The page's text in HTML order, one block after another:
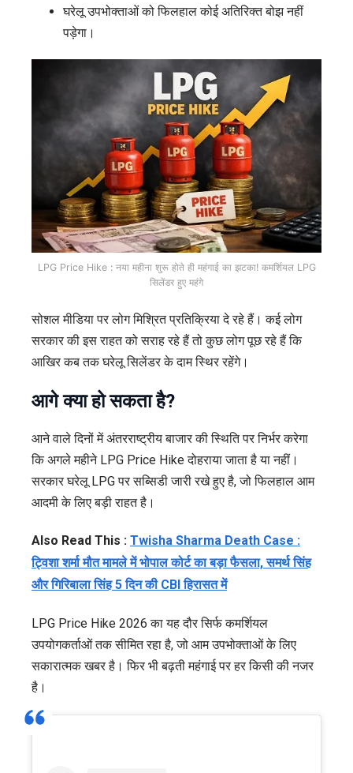
घरेलू उपभोक्ताओं को फिलहाल कोई अतिरिक्त बोझ नहीं
पड़ेगा।
LPG Price Hike : नया महीना शुरू होते ही महंगाई का झटका! कमर्शियल LPG
सिलेंडर हुए महंगे
सोशल मीडिया पर लोग मिश्रित प्रतिक्रिया दे रहे हैं। कई लोग
सरकार की इस राहत को सराह रहे हैं तो कुछ लोग पूछ रहे हैं कि
आखिर कब तक घरेलू सिलेंडर के दाम स्थिर रहेंगे।
आगे क्या हो सकता है?
आने वाले दिनों में अंतरराष्ट्रीय बाजार की स्थिति पर निर्भर करेगा
कि अगले महीने LPG Price Hike दोहराया जाता है या नहीं।
सरकार घरेलू LPG पर सब्सिडी जारी रखे हुए है, जो फिलहाल आम
आदमी के लिए बड़ी राहत है।
Also Read This : Twisha Sharma Death Case :
ट्विशा शर्मा मौत मामले में भोपाल कोर्ट का बड़ा फैसला, समर्थ सिंह
और गिरिबाला सिंह 5 दिन की CBI हिरासत में
LPG Price Hike 2026 का यह दौर सिर्फ कमर्शियल
उपयोगकर्ताओं तक सीमित रहा है, जो आम उपभोक्ताओं के लिए
सकारात्मक खबर है। फिर भी बढ़ती महंगाई पर हर किसी की नजर
है।